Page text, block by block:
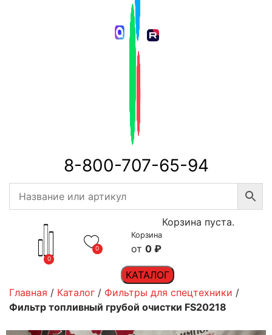
8-800-707-65-94
0
0
Корзина
0 ₽
Корзина пуста.
КАТАЛОГ
Главная / Каталог / Фильтры для спецтехники /
Фильтр топливный грубой очистки FS20218